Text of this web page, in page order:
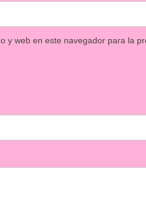
y web en este navegador para la